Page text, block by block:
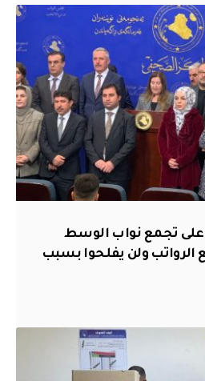
على تجمع نواب الوسط
الرواتب ولن يفلحوا بسبب